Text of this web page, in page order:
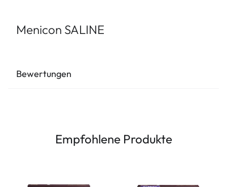
Menicon SALINE
Bewertungen
Empfohlene Produkte